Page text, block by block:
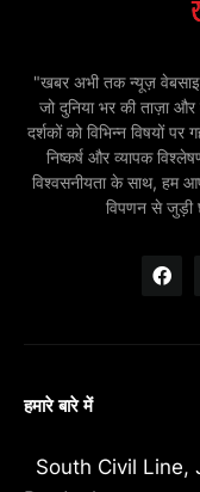
"खबर अभी तक न्यूज़
जो दुनिया भर की ताज़ा
दर्शकों को विभिन्न विषयों
निष्कर्ष और व्यापक
विश्वसनीयता के साथ, हम
विपणन से जुड़ी
हमारे बारे में
South Civil Line,